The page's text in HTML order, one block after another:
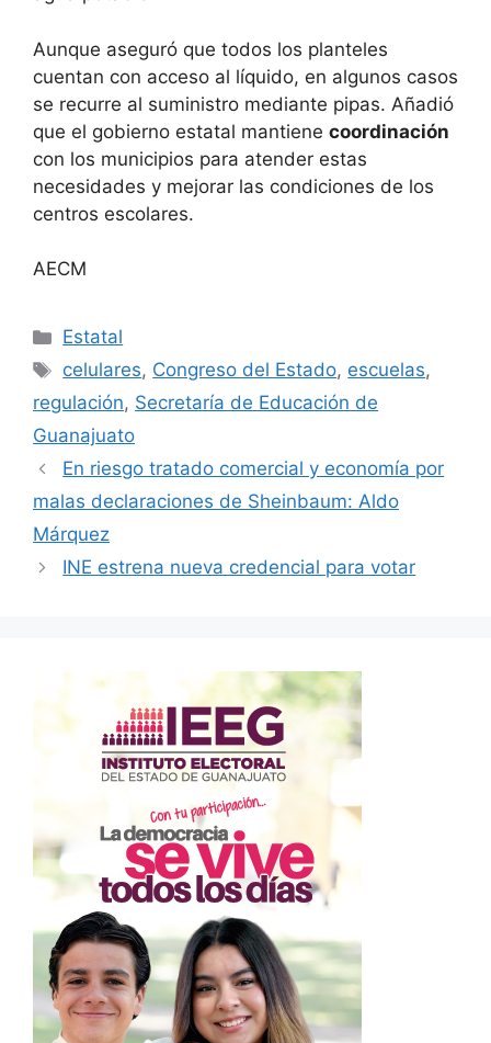
Aunque aseguró que todos los planteles
cuentan con acceso al líquido, en algunos casos
se recurre al suministro mediante pipas. Añadió
que el gobierno estatal mantiene coordinación
con los municipios para atender estas
necesidades y mejorar las condiciones de los
centros escolares.
AECM
Categorías
Estatal
Etiquetas
celulares, Congreso del Estado, escuelas,
regulación, Secretaría de Educación de
Guanajuato
En riesgo tratado comercial y economía por
malas declaraciones de Sheinbaum: Aldo
Márquez
INE estrena nueva credencial para votar